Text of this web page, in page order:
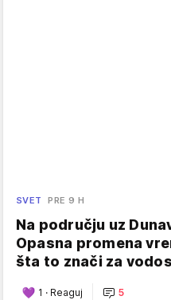
SVET PRE 9 H
Na području uz
Opasna promena
šta to znači za
1 · Reaguj 5